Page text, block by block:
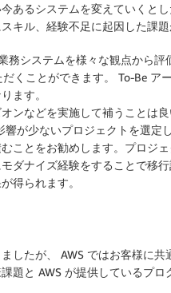
あるシステムを変えていくと
キル、経験不足に起因した課題
務システムを様々な観点から評
くことができます。 To-Be ア
ます。
ンなどを実施して補うことは
が少ないプロジェクトを選定
ことをお勧めします。プロジ
ダナイズ経験をすることで移
得られます。
したが、 AWS ではお客様に共
題と AWS が提供しているプ